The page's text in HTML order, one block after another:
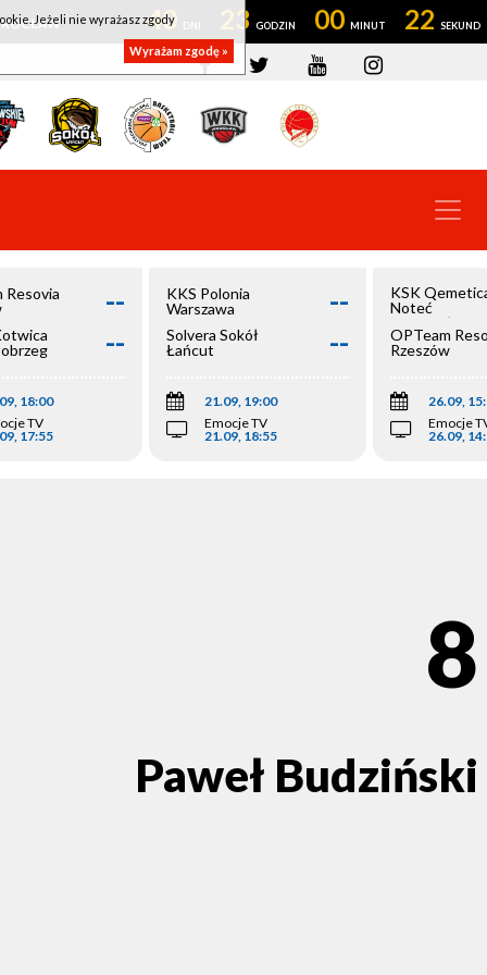
40 23 00 22
Resovia
--
--
18:00
TV
17:55
KKS Polonia
Warszawa
--
Solvera Sokół
Łańcut
--
21.09, 19:00
Emocje TV
21.09, 18:55
KSK
Noteć
Inowrocław
OPTeam
Rzeszów
26.09,
Emocje
26.09,
8
Paweł Budziński
Jeżeli nie wyrażasz zgody
Wyrażam zgodę »